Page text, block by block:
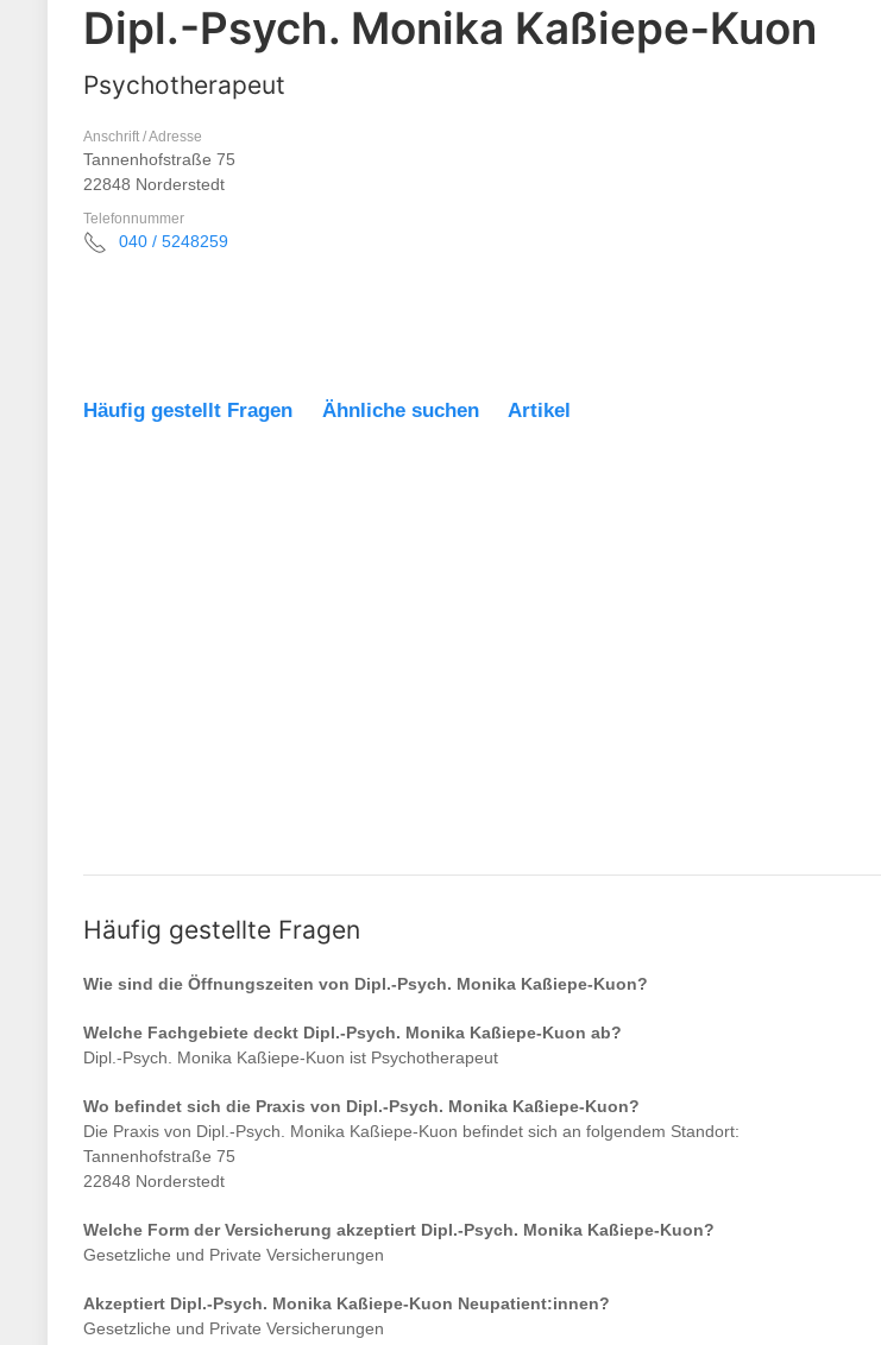
Dipl.-Psych. Monika Kaßiepe-Kuon
Psychotherapeut
Anschrift / Adresse
Tannenhofstraße 75
22848 Norderstedt
Telefonnummer
040 / 5248259
Häufig gestellt Fragen Ähnliche suchen Artikel
Häufig gestellte Fragen
Wie sind die Öffnungszeiten von Dipl.-Psych. Monika Kaßiepe-Kuon?
Welche Fachgebiete deckt Dipl.-Psych. Monika Kaßiepe-Kuon ab?
Dipl.-Psych. Monika Kaßiepe-Kuon ist Psychotherapeut
Wo befindet sich die Praxis von Dipl.-Psych. Monika Kaßiepe-Kuon?
Die Praxis von Dipl.-Psych. Monika Kaßiepe-Kuon befindet sich an folgendem Standort:
Tannenhofstraße 75
22848 Norderstedt
Welche Form der Versicherung akzeptiert Dipl.-Psych. Monika Kaßiepe-Kuon?
Gesetzliche und Private Versicherungen
Akzeptiert Dipl.-Psych. Monika Kaßiepe-Kuon Neupatient:innen?
Gesetzliche und Private Versicherungen